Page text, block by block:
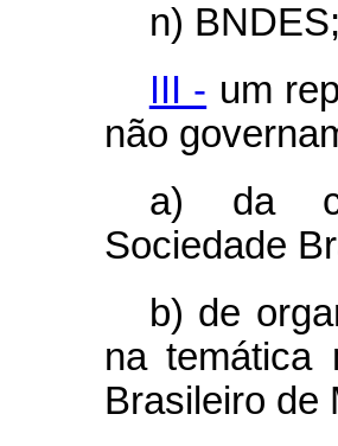
n) BNDES;
III - um
não
a) da
Sociedade
b) de
na temática
Brasileiro de